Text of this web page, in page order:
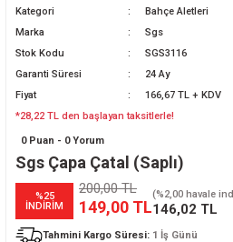
Kategori
Bahçe Aletleri
Marka
Sgs
Stok Kodu
SGS3116
Garanti Süresi
24 Ay
Fiyat
166,67 TL + KDV
*28,22 TL den başlayan taksitlerle!
0 Puan - 0 Yorum
Sgs Çapa Çatal (Saplı)
%25
İNDİRİM
200,00 TL
149,00 TL
(%2,00 havale
146,02 TL
Tahmini Kargo Süresi: 1 İş Günü